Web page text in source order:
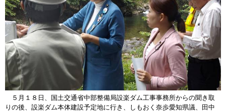
５月１８日、国土交通省中部整備局設楽ダム工事事務所からの聞き取
りの後、設楽ダム本体建設予定地に行き、しもおく奈歩愛知県議、田中